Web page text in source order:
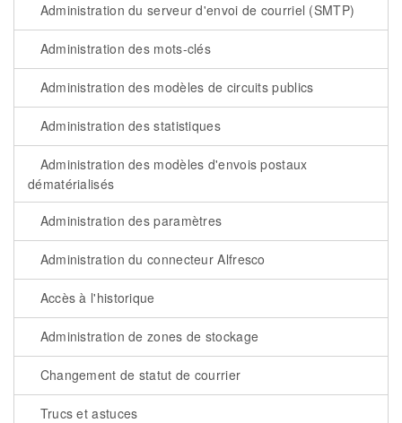
Administration du serveur d'envoi de courriel (SMTP)
Administration des mots-clés
Administration des modèles de circuits publics
Administration des statistiques
Administration des modèles d'envois postaux
dématérialisés
Administration des paramètres
Administration du connecteur Alfresco
Accès à l'historique
Administration de zones de stockage
Changement de statut de courrier
Trucs et astuces